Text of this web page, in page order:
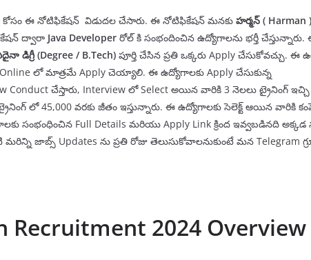
కోసం ఈ నోటిఫికేషన్ విడుదల చేసారు. ఈ నోటిఫికేషన్ మనకు హర్మన్ ( Harman )
ద్వారా Java Developer రోల్ కి సంభందించిన ఉద్యోగాలను భర్తీ చేస్తున్నారు.
డిగ్రీ(Degree / B.Tech) పూర్తి చేసిన ప్రతి ఒక్కరు Apply చేసుకోవచ్చు. ఈ
లో మాత్రమే Apply చెయ్యాలి. ఈ ఉద్యోగాలకు Apply చేసుకున్న
Conduct చేస్తారు, Interview లో Select అయిన వారికి 3 నెలలు ట్రైనింగ్
లో 45,000 వరకు జీతం ఇస్తున్నారు. ఈ ఉద్యోగాలకు సెలెక్ట్ ఆయిన వారికి
సంభంధించిన Full Details మరియు Apply Link క్రింద ఇవ్వబడినది అక్కడ
జాబ్స్ Updates ను ప్రతి రోజు తెలుసుకోవాలనుకుంటే మన Telegram
Recruitment 2024 Overview